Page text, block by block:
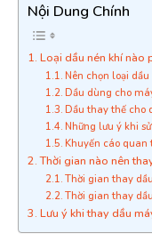
Nội Dung Chính
Loại dầu nén khí nào
Nên chọn loại
Dầu dùng cho
Dầu thay thế cho
Những lưu ý khi
Khuyến cáo quan
Thời gian nào nên
Thời gian thay
Thời gian thay
Lưu ý khi thay dầu